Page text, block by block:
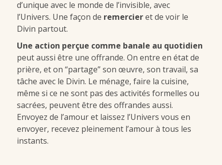
d’unique avec le monde de l’invisible, avec
l’Univers. Une façon de remercieret de voir le
Divin partout.
Une action perçue comme banale au quotidien
peut aussi être une offrande. On entre en état de
prière, et on “partage” son œuvre, son travail, sa
tâche avec le Divin. Le ménage, faire la cuisine,
même si ce ne sont pas des activités formelles ou
sacrées, peuvent être des offrandes aussi.
Envoyez de l’amour et laissez l’Univers vous en
envoyer, recevez pleinement l’amour à tous les
instants.